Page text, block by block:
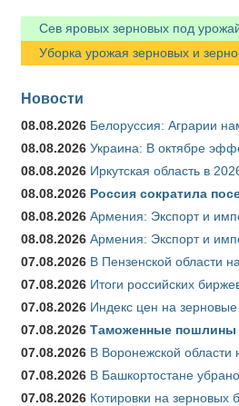
Сев яровых зерновых под
Уборка урожая зерновых и
Новости
08.08.2026 Белоруссия: Аграрии
08.08.2026 Украина: В октябре
08.08.2026 Иркутская область в
08.08.2026 Россия сократила
08.08.2026 Армения: Экспорт и
08.08.2026 Армения: Экспорт и
07.08.2026 В Пензенской области
07.08.2026 Итоги российских
07.08.2026 Индекс цен на
07.08.2026 Таможенные пошлины
07.08.2026 В Воронежской
07.08.2026 В Башкортостане
07.08.2026 Котировки на зерновых